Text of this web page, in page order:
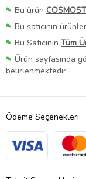
Bu ürün
Bu satıcının
Bu Satıcının Tüm
Ürün sayfasında
belirlenmektedir.
Ödeme Seçenekleri